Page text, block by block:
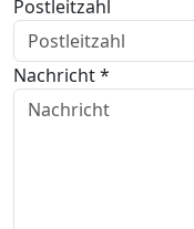
Postleitzahl
Nachricht *